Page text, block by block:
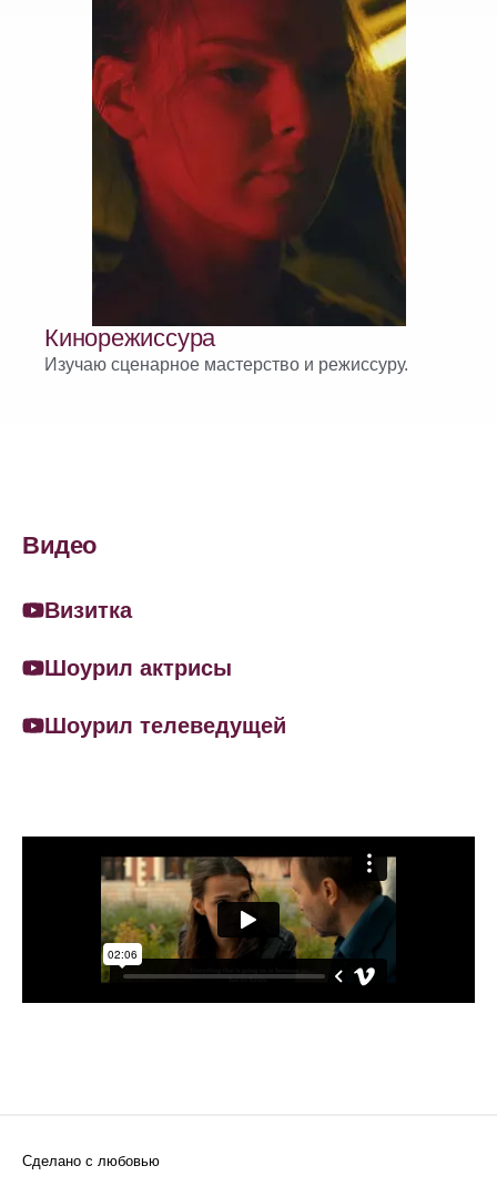
Кинорежиссура
Изучаю сценарное мастерство и режиссуру.
Видео
Визитка
Шоурил актрисы
Шоурил телеведущей
Сделано с любовью